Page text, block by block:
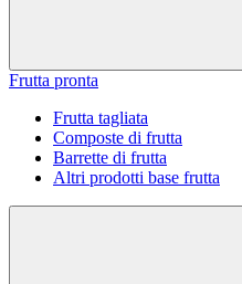
Frutta pronta
Frutta tagliata
Composte di frutta
Barrette di frutta
Altri prodotti base frutta